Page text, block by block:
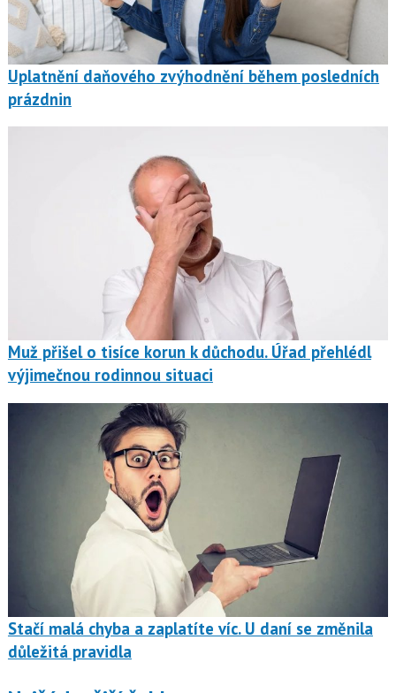
Uplatnění daňového zvýhodnění během posledních
prázdnin
Muž přišel o tisíce korun k důchodu. Úřad přehlédl
výjimečnou rodinnou situaci
Stačí malá chyba a zaplatíte víc. U daní se změnila
důležitá pravidla